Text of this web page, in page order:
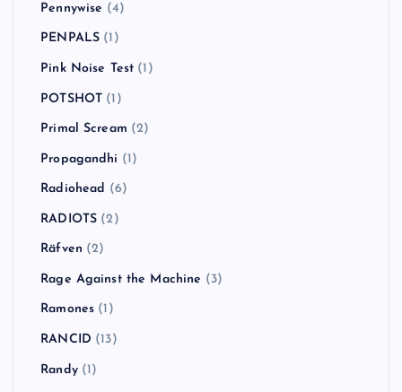
Pennywise (4)
PENPALS (1)
Pink Noise Test (1)
POTSHOT (1)
Primal Scream (2)
Propagandhi (1)
Radiohead (6)
RADIOTS (2)
Räfven (2)
Rage Against the Machine (3)
Ramones (1)
RANCID (13)
Randy(1)